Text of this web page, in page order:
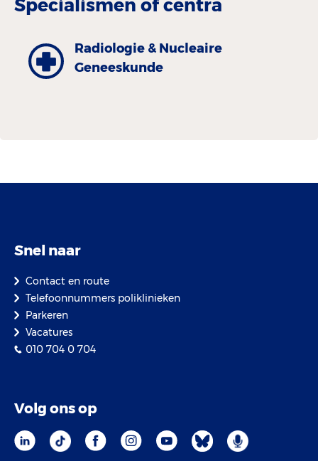
Specialismen of centra
Radiologie & Nucleaire
Geneeskunde
Snel naar
Contact en route
Telefoonnummers poliklinieken
Parkeren
Vacatures
010 704 0 704
Volg ons op